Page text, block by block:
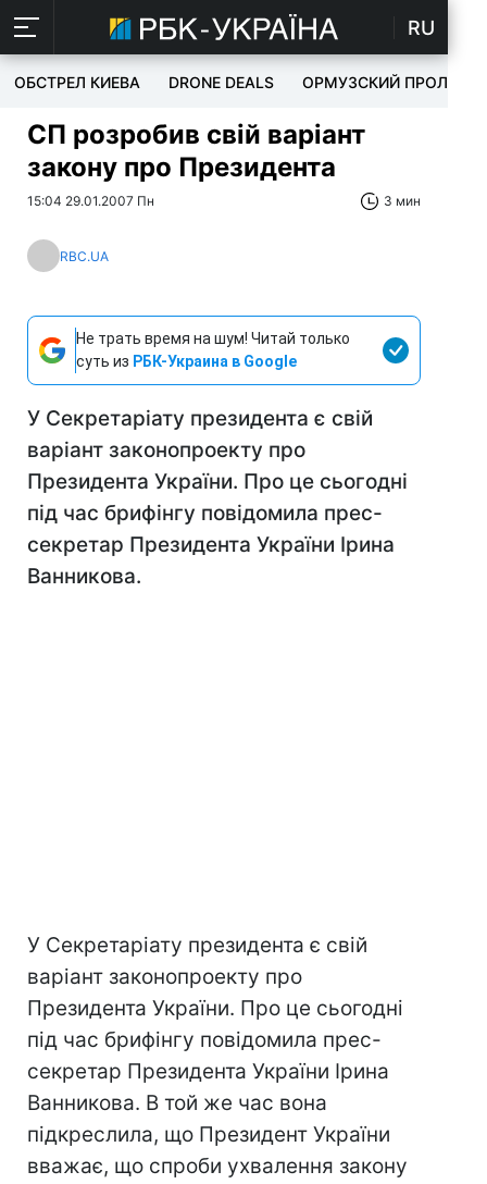
RU
ОБСТРЕЛ КИЕВА DRONE DEALS ОРМУЗСКИЙ ПРОЛИВ
СП розробив свій варіант
закону про Президента
15:04 29.01.2007 Пн 3 мин
RBC.UA
Не трать время на шум! Читай только
суть из РБК-Украина в Google
У Секретаріату президента є свій
варіант законопроекту про
Президента України. Про це сьогодні
під час брифінгу повідомила прес-
секретар Президента України Ірина
Ванникова.
У Секретаріату президента є свій
варіант законопроекту про
Президента України. Про це сьогодні
під час брифінгу повідомила прес-
секретар Президента України Ірина
Ванникова. В той же час вона
підкреслила, що Президент України
вважає, що спроби ухвалення закону